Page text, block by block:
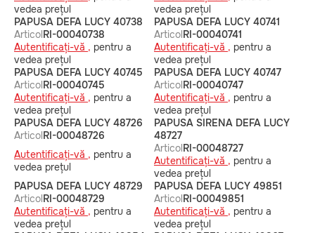
vedea prețul
vedea prețul
PAPUSA DEFA LUCY 40738
ArticolRI-00040738
Autentificați-vă , pentru a
vedea prețul
PAPUSA DEFA LUCY 40741
ArticolRI-00040741
Autentificați-vă , pentru a
vedea prețul
PAPUSA DEFA LUCY 40745
ArticolRI-00040745
Autentificați-vă , pentru a
vedea prețul
PAPUSA DEFA LUCY 40747
ArticolRI-00040747
Autentificați-vă , pentru a
vedea prețul
PAPUSA DEFA LUCY 48726
ArticolRI-00048726
Autentificați-vă , pentru a
vedea prețul
PAPUSA SIRENA DEFA LUCY
48727
ArticolRI-00048727
Autentificați-vă , pentru a
vedea prețul
PAPUSA DEFA LUCY 48729
ArticolRI-00048729
Autentificați-vă , pentru a
vedea prețul
PAPUSA DEFA LUCY 49851
ArticolRI-00049851
Autentificați-vă , pentru a
vedea prețul